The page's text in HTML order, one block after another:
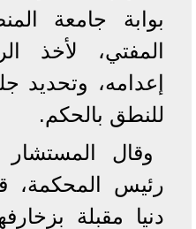
بوابة جامعة
المفتي، لأخذ
للنطق بالحكم.
وقال المستشار
رئيس المحكمة،
دنيا مقبلة